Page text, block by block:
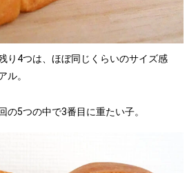
り4つは、ほぼ同じくらいのサイズ感
ル。
の5つの中で3番目に重たい子。